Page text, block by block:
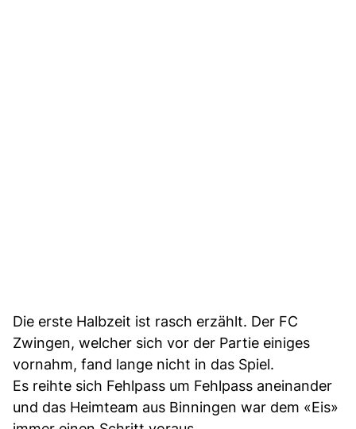
Die erste Halbzeit ist rasch erzählt. Der FC
Zwingen, welcher sich vor der Partie einiges
vornahm, fand lange nicht in das Spiel.
Es reihte sich Fehlpass um Fehlpass aneinander
und das Heimteam aus Binningen war dem «Eis»